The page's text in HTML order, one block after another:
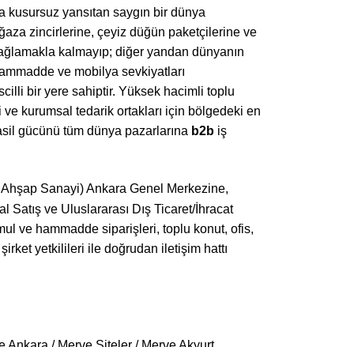
kusursuz yansıtan saygın bir dünya
zincirlerine, çeyiz düğün paketçilerine ve
kalmayıp; diğer yandan dünyanın
ve mobilya sevkiyatları
bir yere sahiptir. Yüksek hacimli toplu
ve kurumsal tedarik ortakları için bölgedeki en
gücünü tüm dünya pazarlarına b2b iş
Sanayi) Ankara Genel Merkezine,
ve Uluslararası Dış Ticaret/İhracat
ve hammadde siparişleri, toplu konut, ofis,
yetkilileri ile doğrudan iletişim hattı